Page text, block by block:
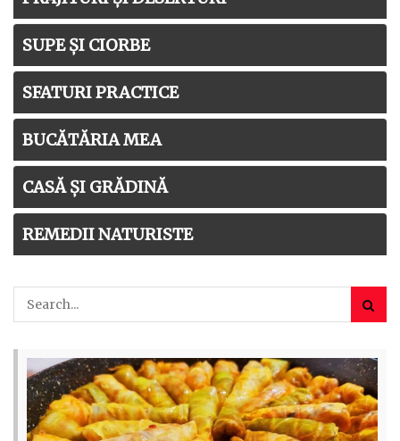
SUPE ȘI CIORBE
SFATURI PRACTICE
BUCĂTĂRIA MEA
CASĂ ȘI GRĂDINĂ
REMEDII NATURISTE